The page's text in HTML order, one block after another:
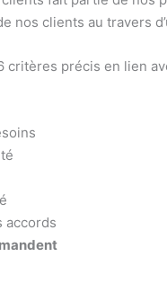
nos clients au travers
critères précis en lien
accords